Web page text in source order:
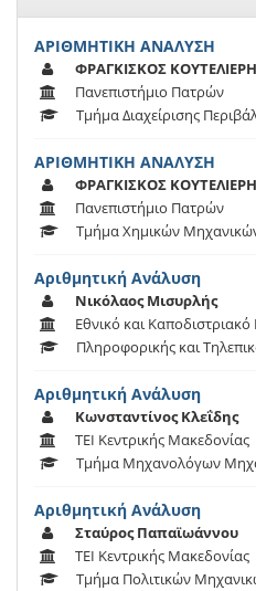
ΑΡΙΘΜΗΤΙΚΗ ΑΝΑΛΥΣΗ
ΦΡΑΓΚΙΣΚΟΣ
Πανεπιστήμιο Πατρών
Τμήμα Διαχείρισης
ΑΡΙΘΜΗΤΙΚΗ ΑΝΑΛΥΣΗ
ΦΡΑΓΚΙΣΚΟΣ
Πανεπιστήμιο Πατρών
Τμήμα Χημικών
Αριθμητική Ανάλυση
Νικόλαος Μισυρλής
Εθνικό και
Πληροφορικής και
Αριθμητική Ανάλυση
Κωνσταντίνος Κλεΐδης
ΤΕΙ Κεντρικής Μακεδονίας
Τμήμα Μηχανολόγων
Αριθμητική Ανάλυση
Σταύρος Παπαϊωάννου
ΤΕΙ Κεντρικής Μακεδονίας
Τμήμα Πολιτικών